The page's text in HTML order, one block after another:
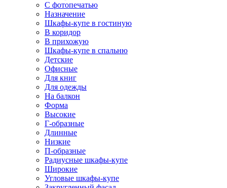
С фотопечатью
Назначение
Шкафы-купе в гостиную
В коридор
В прихожую
Шкафы-купе в спальню
Детские
Офисные
Для книг
Для одежды
На балкон
Форма
Высокие
Г-образные
Длинные
Низкие
П-образные
Радиусные шкафы-купе
Широкие
Угловые шкафы-купе